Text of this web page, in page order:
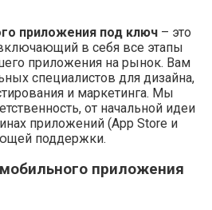
приложения под ключ – это
в себя все этапы
приложения на рынок. Вам
специалистов для дизайна,
и маркетинга. Мы
от начальной идеи
приложений (App Store и
поддержки.
приложения